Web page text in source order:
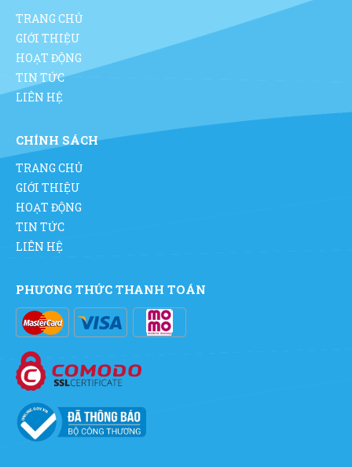
TRANG CHỦ
GIỚI THIỆU
HOẠT ĐỘNG
TIN TỨC
LIÊN HỆ
CHÍNH SÁCH
TRANG CHỦ
GIỚI THIỆU
HOẠT ĐỘNG
TIN TỨC
LIÊN HỆ
PHƯƠNG THỨC THANH TOÁN